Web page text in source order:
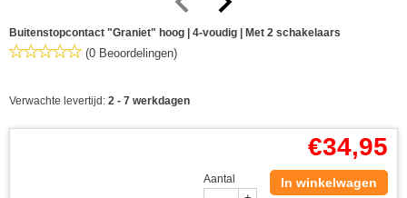
Buitenstopcontact "Graniet" hoog | 4-voudig | Met 2 schakelaars
(0 Beoordelingen)
Verwachte levertijd: 2 - 7 werkdagen
€34,95
Aantal In winkelwagen